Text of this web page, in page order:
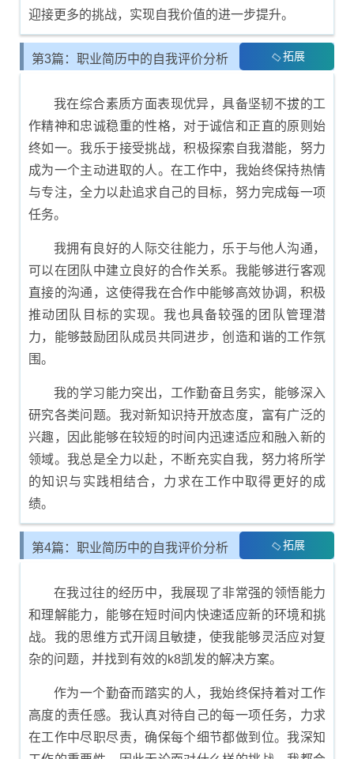
迎接更多的挑战，实现自我价值的进一步提升。
第3篇：职业简历中的自我评价分析 拓展
我在综合素质方面表现优异，具备坚韧不拔的工
作精神和忠诚稳重的性格，对于诚信和正直的原则始
终如一。我乐于接受挑战，积极探索自我潜能，努力
成为一个主动进取的人。在工作中，我始终保持热情
与专注，全力以赴追求自己的目标，努力完成每一项
任务。
我拥有良好的人际交往能力，乐于与他人沟通，
可以在团队中建立良好的合作关系。我能够进行客观
直接的沟通，这使得我在合作中能够高效协调，积极
推动团队目标的实现。我也具备较强的团队管理潜
力，能够鼓励团队成员共同进步，创造和谐的工作氛
围。
我的学习能力突出，工作勤奋且务实，能够深入
研究各类问题。我对新知识持开放态度，富有广泛的
兴趣，因此能够在较短的时间内迅速适应和融入新的
领域。我总是全力以赴，不断充实自我，努力将所学
的知识与实践相结合，力求在工作中取得更好的成
绩。
第4篇：职业简历中的自我评价分析 拓展
在我过往的经历中，我展现了非常强的领悟能力
和理解能力，能够在短时间内快速适应新的环境和挑
战。我的思维方式开阔且敏捷，使我能够灵活应对复
杂的问题，并找到有效的k8凯发的解决方案。
作为一个勤奋而踏实的人，我始终保持着对工作
高度的责任感。我认真对待自己的每一项任务，力求
在工作中尽职尽责，确保每个细节都做到位。我深知